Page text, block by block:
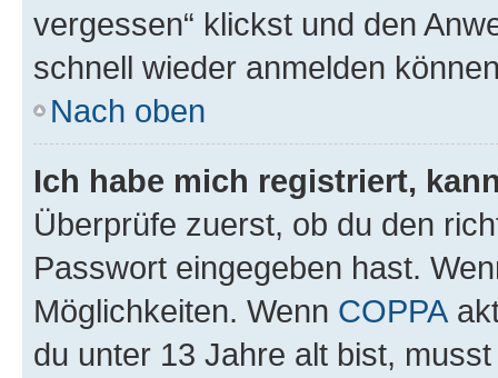
vergessen“ klickst und den
schnell wieder anmelden
Nach oben
Ich habe mich registriert,
Überprüfe zuerst, ob du den
Passwort eingegeben hast.
Möglichkeiten. Wenn COPPA
du unter 13 Jahre alt bist,